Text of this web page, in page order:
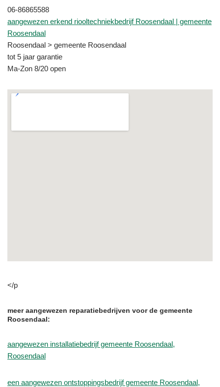
06-86865588
aangewezen erkend riooltechniekbedrijf Roosendaal | gemeente
Roosendaal
Roosendaal > gemeente Roosendaal
tot 5 jaar garantie
Ma-Zon 8/20 open
</p
meer aangewezen reparatiebedrijven voor de gemeente
Roosendaal:
aangewezen installatiebedrijf gemeente Roosendaal,
Roosendaal
een aangewezen ontstoppingsbedrijf gemeente Roosendaal,